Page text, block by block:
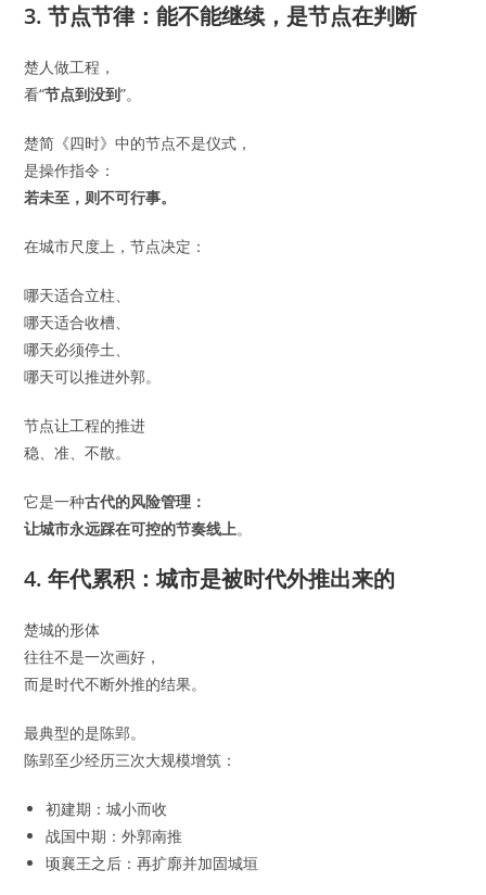
3. 节点节律：能不能继续，是节点在判断
楚人做工程，
看“节点到没到”。
楚简《四时》中的节点不是仪式，
是操作指令：
若未至，则不可行事。
在城市尺度上，节点决定：
哪天适合立柱、
哪天适合收槽、
哪天必须停土、
哪天可以推进外郭。
节点让工程的推进
稳、准、不散。
它是一种古代的风险管理：
让城市永远踩在可控的节奏线上。
4. 年代累积：城市是被时代外推出来的
楚城的形体
往往不是一次画好，
而是时代不断外推的结果。
最典型的是陈郢。
陈郢至少经历三次大规模增筑：
初建期：城小而收
战国中期：外郭南推
顷襄王之后：再扩廓并加固城垣